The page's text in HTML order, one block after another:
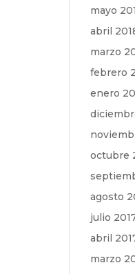
mayo
abril
marzo
febrero
enero
octubre
agosto
julio
abril
marzo